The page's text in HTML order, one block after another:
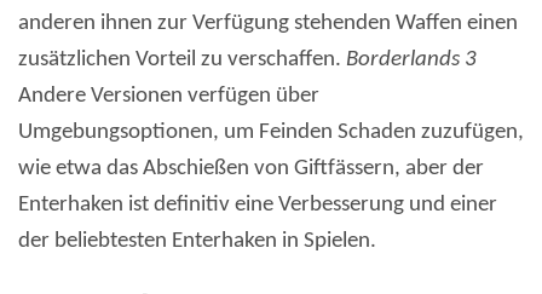
anderen ihnen zur Verfügung stehenden Waffen einen
zusätzlichen Vorteil zu verschaffen. Borderlands 3
Andere Versionen verfügen über
Umgebungsoptionen, um Feinden Schaden zuzufügen,
wie etwa das Abschießen von Giftfässern, aber der
Enterhaken ist definitiv eine Verbesserung und einer
der beliebtesten Enterhaken in Spielen.